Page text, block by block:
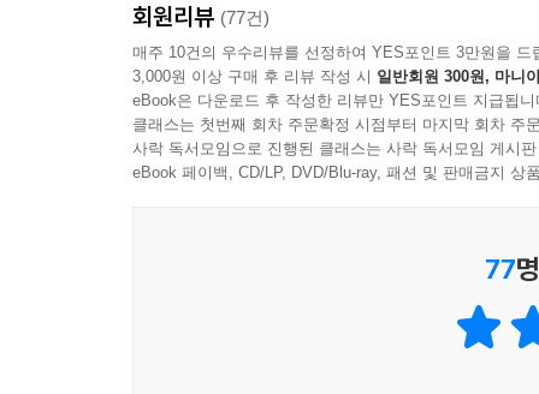
결국 두려움은 실패와 파멸로 이어진다.
--- p.284
마땅히 겪어야 할 고통과 시련을 계속 외면하면,
--- p.363
우리의 머릿속은 수많은 잘못된 ‘도리’들에 의
머리를 강하게 내려치는 일격처럼 그런 우리를
열어준다. 고독한 방랑자이자 ‘모든 가치의 재
기준을 제시하려 하지 않았다. 그는 그것이 불가
하나의 빛이 되어 각자의 내면에 스며들고, 그 빛을
수 있도록 구성했다. 이 책을 펼치는 순간, 니
회원리뷰 (77건)
매주 10건의 우수리뷰를 선정하여 YES포인트 3만원을 드
3,000원 이상 구매 후 리뷰 작성 시 일반회원 300원, 마니
eBook은 다운로드 후 작성한 리뷰만 YES포인트 지급됩니
클래스는 첫번째 회차 주문확정 시점부터 마지막 회차 주
사락 독서모임으로 진행된 클래스는 사락 독서모임 게시
eBook 페이백, CD/LP, DVD/Blu-ray, 패션 및 판매금지 상
77